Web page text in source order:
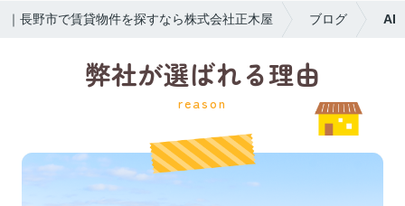
｜長野市で賃貸物件を探すなら株式会社正木屋 ブログ AI
弊社が選ばれる理由
reason